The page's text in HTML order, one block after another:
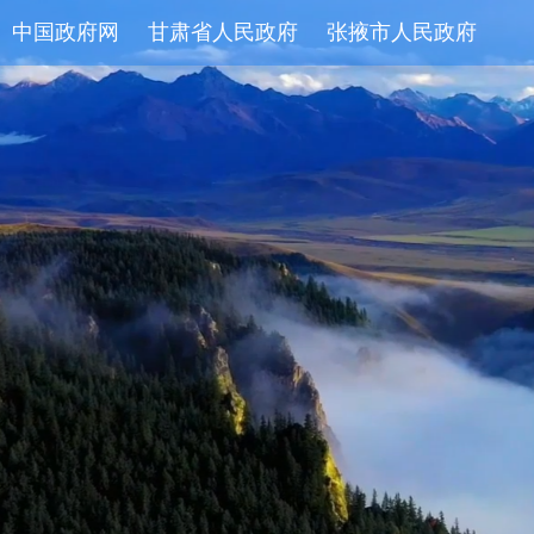
中国政府网 甘肃省人民政府 张掖市人民政府